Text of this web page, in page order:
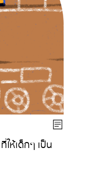
ให้เด็กๆ เป็น